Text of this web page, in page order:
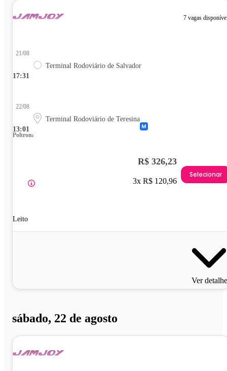
7 vagas
17:31
21/08
Terminal Rodoviário de Salvador
13:01
22/08
Terminal Rodoviário de Teresina
Poltrona
Leito
R$ 326,23
3x R$ 120,96
Selecionar
Ver
sábado, 22 de agosto